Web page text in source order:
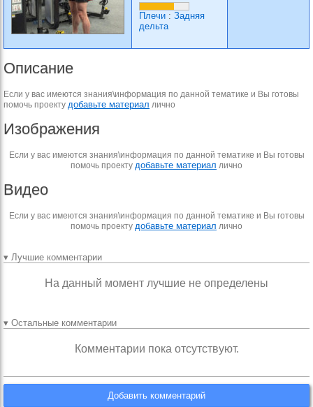
Плечи : Задняя
дельта
Описание
Если у вас имеются знания\информация по данной тематике и Вы готовы
помочь проекту добавьте материал лично
Изображения
Если у вас имеются знания\информация по данной тематике и Вы готовы
помочь проекту добавьте материал лично
Видео
Если у вас имеются знания\информация по данной тематике и Вы готовы
помочь проекту добавьте материал лично
▾ Лучшие комментарии
На данный момент лучшие не определены
▾ Остальные комментарии
Комментарии пока отсутствуют.
Добавить комментарий